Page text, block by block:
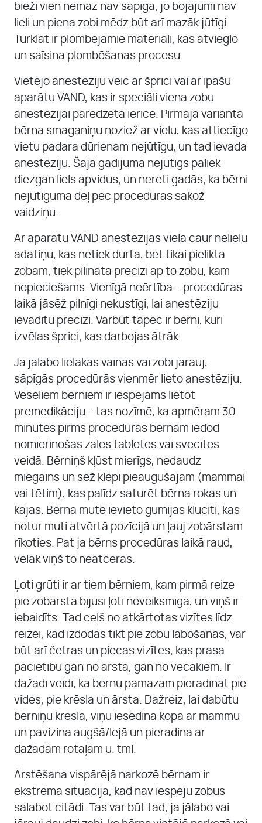
bieži vien nemaz nav sāpīga, jo bojājumi nav
lieli un piena zobi mēdz būt arī mazāk jūtīgi.
Turklāt ir plombējamie materiāli, kas atvieglo
un saīsina plombēšanas procesu.
Vietējo anestēziju veic ar šprici vai ar īpašu
aparātu VAND, kas ir speciāli viena zobu
anestēzijai paredzēta ierīce. Pirmajā variantā
bērna smaganiņu noziež ar vielu, kas attiecīgo
vietu padara dūrienam nejūtīgu, un tad ievada
anestēziju. Šajā gadījumā nejūtīgs paliek
diezgan liels apvidus, un nereti gadās, ka bērni
nejūtīguma dēļ pēc procedūras sakož
vaidziņu.
Ar aparātu VAND anestēzijas viela caur nelielu
adatiņu, kas netiek durta, bet tikai pielikta
zobam, tiek pilināta precīzi ap to zobu, kam
nepieciešams. Vienīgā neērtība – procedūras
laikā jāsēž pilnīgi nekustīgi, lai anestēziju
ievadītu precīzi. Varbūt tāpēc ir bērni, kuri
izvēlas šprici, kas darbojas ātrāk.
Ja jālabo lielākas vainas vai zobi jārauj,
sāpīgās procedūrās vienmēr lieto anestēziju.
Veseliem bērniem ir iespējams lietot
premedikāciju – tas nozīmē, ka apmēram 30
minūtes pirms procedūras bērnam iedod
nomierinošas zāles tabletes vai svecītes
veidā. Bērniņš kļūst mierīgs, nedaudz
miegains un sēž klēpī pieaugušajam (mammai
vai tētim), kas palīdz saturēt bērna rokas un
kājas. Bērna mutē ievieto gumijas klucīti, kas
notur muti atvērtā pozīcijā un ļauj zobārstam
rīkoties. Pat ja bērns procedūras laikā raud,
vēlāk viņš to neatceras.
Ļoti grūti ir ar tiem bērniem, kam pirmā reize
pie zobārsta bijusi ļoti neveiksmīga, un viņš ir
iebaidīts. Tad ceļš no atkārtotas vizītes līdz
reizei, kad izdodas tikt pie zobu labošanas, var
būt arī četras un piecas vizītes, kas prasa
pacietību gan no ārsta, gan no vecākiem. Ir
dažādi veidi, kā bērnu pamazām pieradināt pie
vides, pie krēsla un ārsta. Dažreiz, lai dabūtu
bērniņu krēslā, viņu iesēdina kopā ar mammu
un pavizina augšā/lejā un pieradina ar
dažādām rotaļām u. tml.
Ārstēšana vispārējā narkozē bērnam ir
ekstrēma situācija, kad nav iespēju zobus
salabot citādi. Tas var būt tad, ja jālabo vai